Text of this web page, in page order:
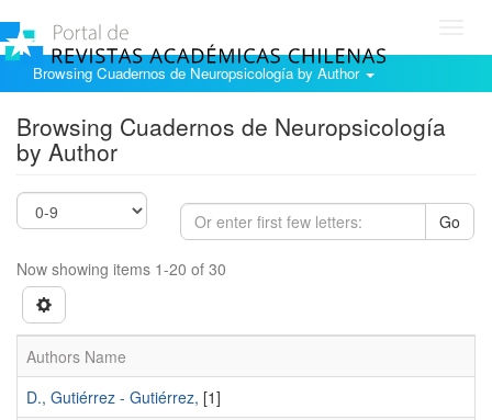
Browsing Cuadernos de Neuropsicología by Author
Browsing Cuadernos de Neuropsicología
by Author
Go
Now showing items 1-20 of 30
Authors Name
D., Gutiérrez - Gutiérrez, [1]